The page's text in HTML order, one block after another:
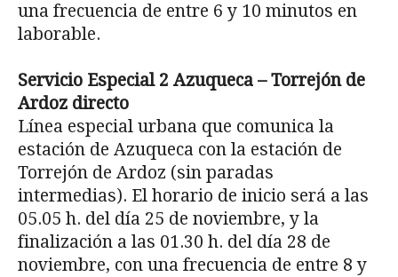
una frecuencia de entre 6 y 10 minutos en
laborable.
Servicio Especial 2 Azuqueca – Torrejón de
Ardoz directo
Línea especial urbana que comunica la
estación de Azuqueca con la estación de
Torrejón de Ardoz (sin paradas
intermedias). El horario de inicio será a las
05.05 h. del día 25 de noviembre, y la
finalización a las 01.30 h. del día 28 de
noviembre, con una frecuencia de entre 8 y